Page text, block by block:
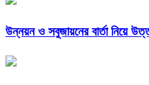
উন্নয়ন ও সবুজায়নের বার্তা নিয়ে